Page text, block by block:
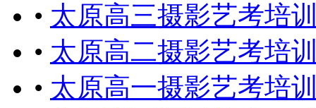
• 太原高三摄影艺考培
• 太原高二摄影艺考培
• 太原高一摄影艺考培